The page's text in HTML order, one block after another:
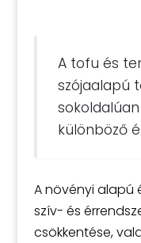
A tofu és
szójaalapú
különböző
A növényi alapú
szív- és
csökkentése,